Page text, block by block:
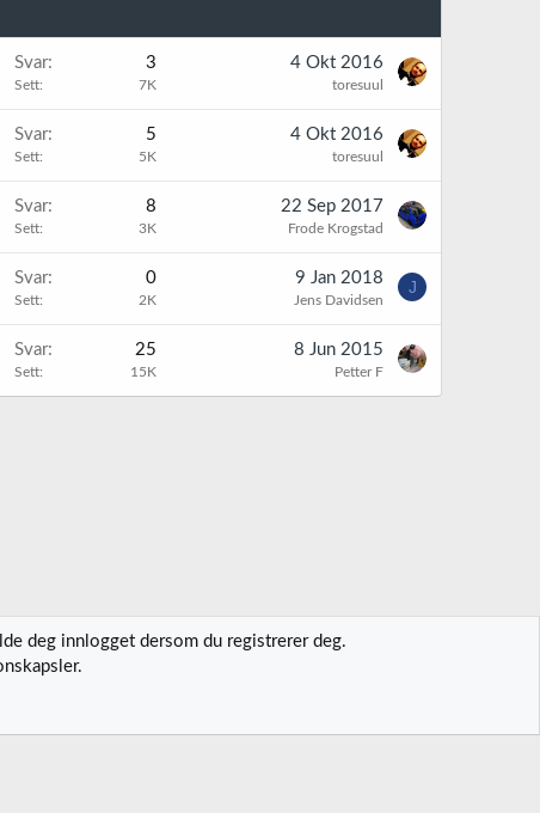
Svar 3
Sett 7K
4 Okt 2016
toresuul
Svar 5
Sett 5K
4 Okt 2016
toresuul
Svar 8
Sett 3K
22 Sep 2017
Frode Krogstad
Svar 0
Sett 2K
9 Jan 2018
Jens Davidsen
J
Svar 25
Sett 15K
8 Jun 2015
Petter F
oss Vilkår og regler
deg innlogget dersom du registrerer deg.